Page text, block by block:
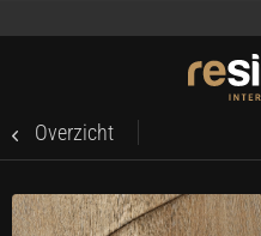
Overzicht